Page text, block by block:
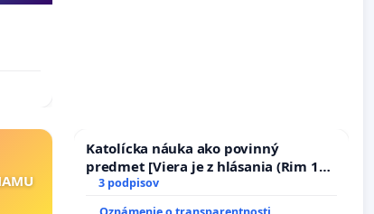
Katolícka náuka ako povinný
predmet [Viera je z hlásania (Rim 10,
17)]
3 podpisov